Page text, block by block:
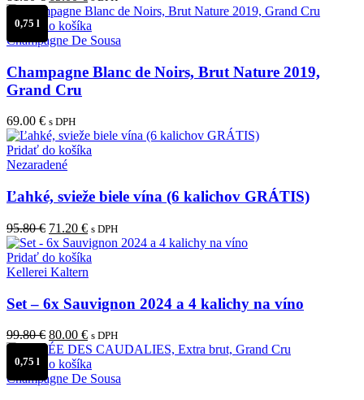
cena
bola:
81.80 €.
cena
je:
65.00 €.
Pridať do košíka
Champagne De Sousa
Champagne Blanc de Noirs, Brut Nature 2019,
Grand Cru
69.00 € s DPH
0,75 l
Pridať do košíka
Nezaradené
Ľahké, svieže biele vína (6 kalichov GRÁTIS)
95.80€ Pôvodná
cena
bola:
95.80 €.
71.20 €Aktuálna
cena
je:
71.20 €.
s DPH
Pridať do košíka
Kellerei Kaltern
Set – 6x Sauvignon 2024 a 4 kalichy na víno
99.80€ Pôvodná
cena
bola:
99.80 €.
80.00 €Aktuálna
cena
je:
80.00 €.
s DPH
Pridať do košíka
Champagne De Sousa
0,75 l